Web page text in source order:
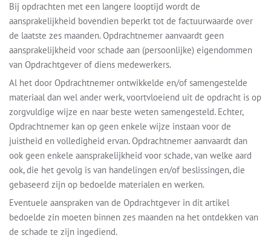
Bij opdrachten met een langere looptijd wordt de
aansprakelijkheid bovendien beperkt tot de factuurwaarde over
de laatste zes maanden. Opdrachtnemer aanvaardt geen
aansprakelijkheid voor schade aan (persoonlijke) eigendommen
van Opdrachtgever of diens medewerkers.
Al het door Opdrachtnemer ontwikkelde en/of samengestelde
materiaal dan wel ander werk, voortvloeiend uit de opdracht is op
zorgvuldige wijze en naar beste weten samengesteld. Echter,
Opdrachtnemer kan op geen enkele wijze instaan voor de
juistheid en volledigheid ervan. Opdrachtnemer aanvaardt dan
ook geen enkele aansprakelijkheid voor schade, van welke aard
ook, die het gevolg is van handelingen en/of beslissingen, die
gebaseerd zijn op bedoelde materialen en werken.
Eventuele aanspraken van de Opdrachtgever in dit artikel
bedoelde zin moeten binnen zes maanden na het ontdekken van
de schade te zijn ingediend.